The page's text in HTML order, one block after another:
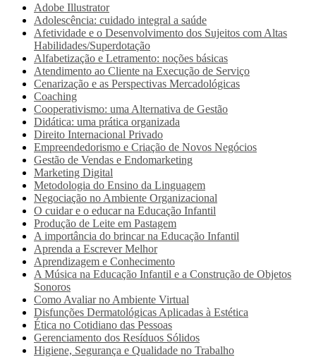
Adobe Illustrator
Adolescência: cuidado integral a saúde
Afetividade e o Desenvolvimento dos Sujeitos com Altas
Habilidades/Superdotação
Alfabetização e Letramento: noções básicas
Atendimento ao Cliente na Execução de Serviço
Cenarização e as Perspectivas Mercadológicas
Coaching
Cooperativismo: uma Alternativa de Gestão
Didática: uma prática organizada
Direito Internacional Privado
Empreendedorismo e Criação de Novos Negócios
Gestão de Vendas e Endomarketing
Marketing Digital
Metodologia do Ensino da Linguagem
Negociação no Ambiente Organizacional
O cuidar e o educar na Educação Infantil
Produção de Leite em Pastagem
A importância do brincar na Educação Infantil
Aprenda a Escrever Melhor
Aprendizagem e Conhecimento
A Música na Educação Infantil e a Construção de Objetos
Sonoros
Como Avaliar no Ambiente Virtual
Disfunções Dermatológicas Aplicadas à Estética
Ética no Cotidiano das Pessoas
Gerenciamento dos Resíduos Sólidos
Higiene, Segurança e Qualidade no Trabalho